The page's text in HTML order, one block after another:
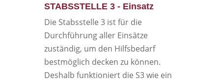
STABSSTELLE 3 - Einsatz
Die Stabsstelle 3 ist für die
Durchführung aller Einsätze
zuständig, um den Hilfsbedarf
bestmöglich decken zu können.
Deshalb funktioniert die S3 wie ein